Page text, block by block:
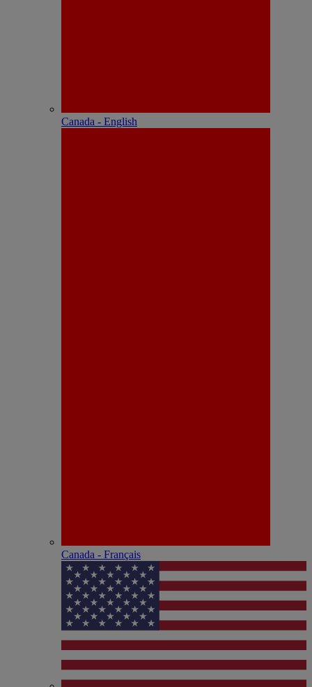
Canada - English
Canada - Français